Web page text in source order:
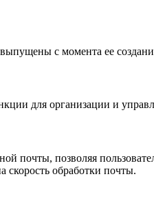
с момента ее
для организации и
почты, позволяя
скорость обработки почты.